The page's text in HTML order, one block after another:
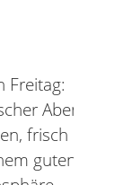
Freitag:
Abend
frisch
guten